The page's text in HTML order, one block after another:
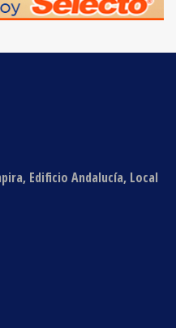
Edificio Andalucía, Local